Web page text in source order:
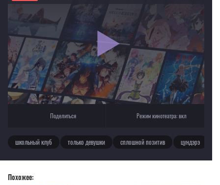
Если видео не работает, обновите страницу или выберите другой плеер!
Для просмотра некоторых аниме необходимо установить VPN
Текущее воспроизведение：Винтовка прекрасна
Поделиться Режим кинотеатра:вкл
школьный клуб только девушки сплошной позитив цундэрэ
Похожее: